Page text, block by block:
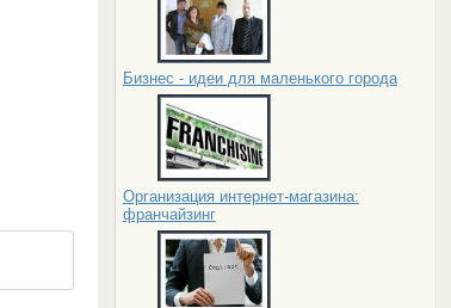
Бизнес - идеи для маленького города
Организация интернет-магазина:
франчайзинг